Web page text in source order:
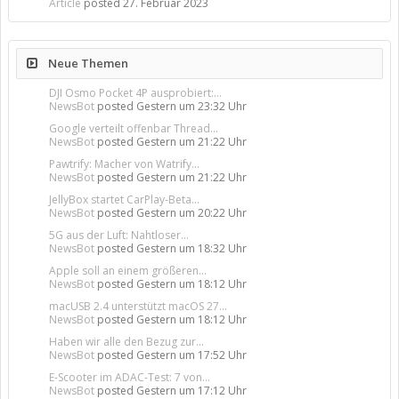
Article posted 27. Februar 2023
Neue Themen
DJI Osmo Pocket 4P ausprobiert:...
NewsBot posted Gestern um 23:32 Uhr
Google verteilt offenbar Thread...
NewsBot posted Gestern um 21:22 Uhr
Pawtrify: Macher von Watrify...
NewsBot posted Gestern um 21:22 Uhr
JellyBox startet CarPlay-Beta...
NewsBot posted Gestern um 20:22 Uhr
5G aus der Luft: Nahtloser...
NewsBot posted Gestern um 18:32 Uhr
Apple soll an einem größeren...
NewsBot posted Gestern um 18:12 Uhr
macUSB 2.4 unterstützt macOS 27...
NewsBot posted Gestern um 18:12 Uhr
Haben wir alle den Bezug zur...
NewsBot posted Gestern um 17:52 Uhr
E-Scooter im ADAC-Test: 7 von...
NewsBot posted Gestern um 17:12 Uhr